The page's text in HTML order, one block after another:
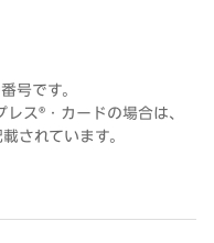
号です。
ス®・カードの場合は、
されています。